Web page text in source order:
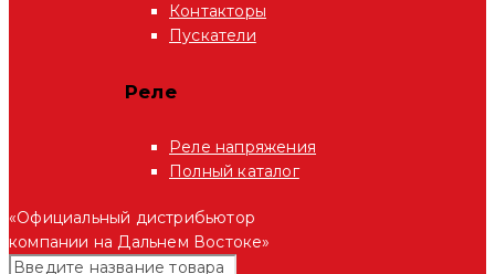
Контакторы
Пускатели
Реле
Реле напряжения
Полный каталог
«Официальный дистрибьютор
компании на Дальнем Востоке»